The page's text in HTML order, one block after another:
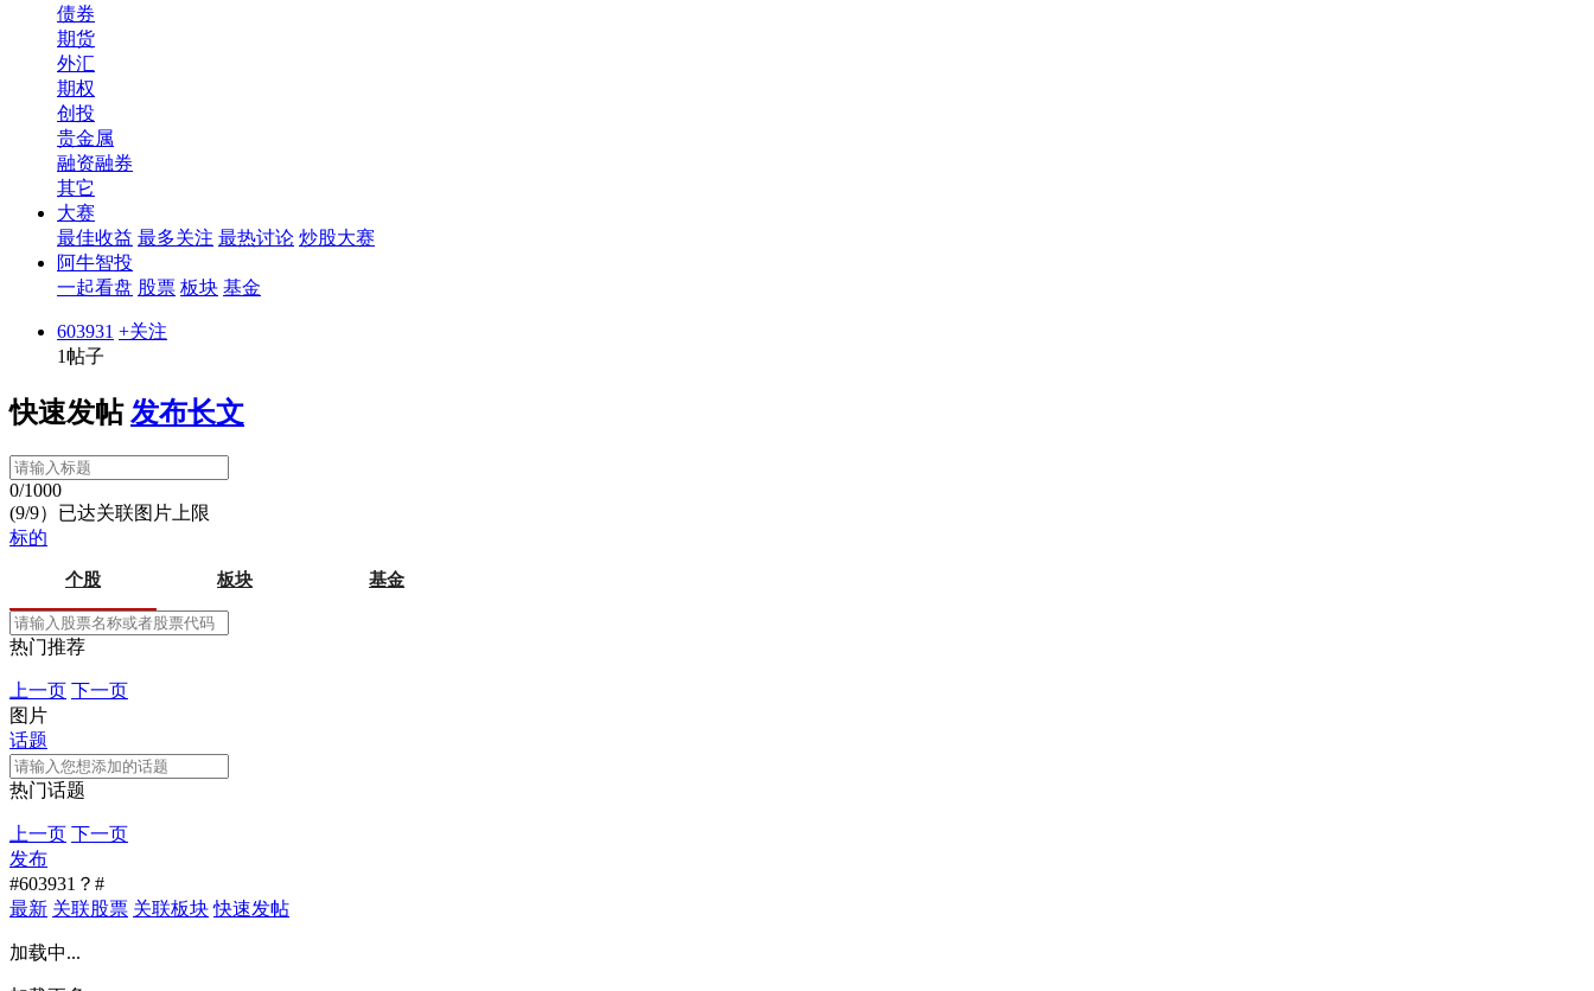
债券
期货
外汇
期权
创投
贵金属
融资融券
其它
大赛
最佳收益 最多关注 最热讨论 炒股大赛
阿牛智投
一起看盘 股票 板块 基金
603931 +关注
1帖子
快速发帖 发布长文
0/1000
(9/9）已达关联图片上限
标的
个股 板块 基金
热门推荐
上一页 下一页
图片
话题
热门话题
上一页 下一页
发布
#603931？#
最新 关联股票 关联板块 快速发帖
加载中...